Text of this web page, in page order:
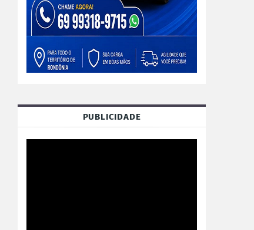
PUBLICIDADE